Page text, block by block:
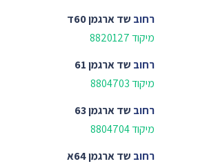
רחוב שד ארגמן 60ד
מיקוד 8820127
רחוב שד ארגמן 61
מיקוד 8804703
רחוב שד ארגמן 63
מיקוד 8804704
רחוב שד ארגמן 64א